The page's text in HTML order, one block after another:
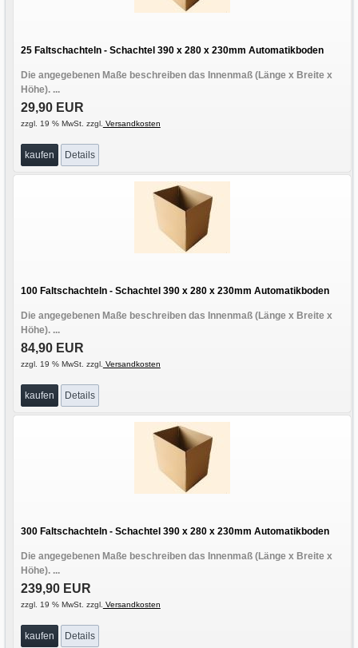
25 Faltschachteln - Schachtel 390 x 280 x 230mm Automatikboden
Die angegebenen Maße beschreiben das Innenmaß (Länge x Breite x
Höhe). ...
29,90 EUR
zzgl. 19 % MwSt. zzgl. Versandkosten
kaufen Details
100 Faltschachteln - Schachtel 390 x 280 x 230mm Automatikboden
Die angegebenen Maße beschreiben das Innenmaß (Länge x Breite x
Höhe). ...
84,90 EUR
zzgl. 19 % MwSt. zzgl. Versandkosten
kaufen Details
300 Faltschachteln - Schachtel 390 x 280 x 230mm Automatikboden
Die angegebenen Maße beschreiben das Innenmaß (Länge x Breite x
Höhe). ...
239,90 EUR
zzgl. 19 % MwSt. zzgl. Versandkosten
kaufen Details